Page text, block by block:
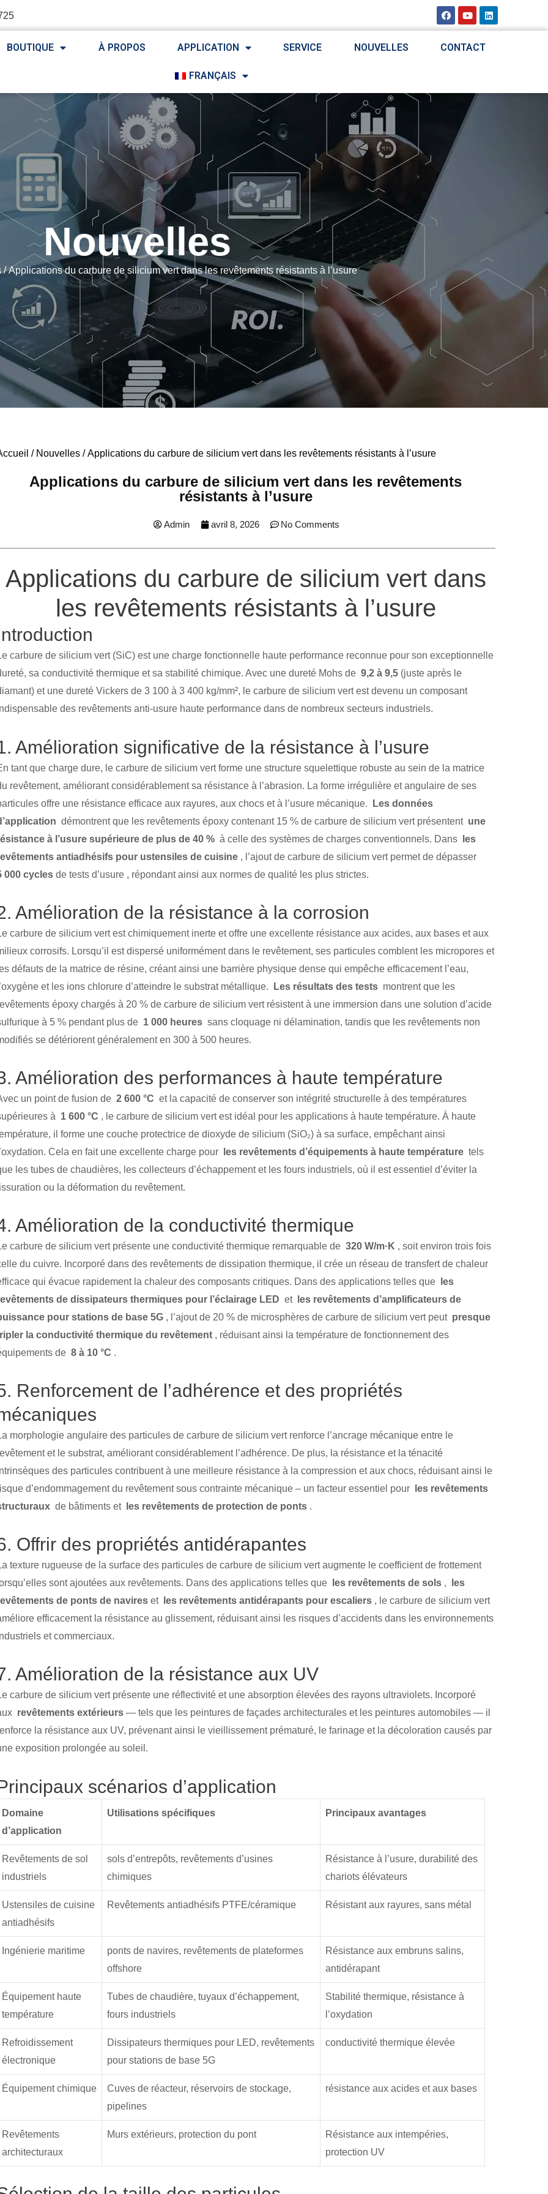
BOUTIQUE À PROPOS APPLICATION SERVICE NOUVELLES CONTACT
FRANÇAIS
Nouvelles
/ Applications du carbure de silicium vert dans les revêtements résistants à l’usure
/ Nouvelles / Applications du carbure de silicium vert dans les revêtements résistants à l’usure
Applications du carbure de silicium vert dans les revêtements
résistants à l’usure
Admin avril 8, 2026 No Comments
Applications du carbure de silicium vert dans
les revêtements résistants à l’usure
carbure de silicium vert (SiC) est une charge fonctionnelle haute performance reconnue pour son exceptionnelle
sa conductivité thermique et sa stabilité chimique. Avec une dureté Mohs de 9,2 à 9,5 (juste après le
et une dureté Vickers de 3 100 à 3 400 kg/mm², le carbure de silicium vert est devenu un composant
des revêtements anti-usure haute performance dans de nombreux secteurs industriels.
Amélioration significative de la résistance à l’usure
tant que charge dure, le carbure de silicium vert forme une structure squelettique robuste au sein de la matrice
revêtement, améliorant considérablement sa résistance à l’abrasion. La forme irrégulière et angulaire de ses
offre une résistance efficace aux rayures, aux chocs et à l’usure mécanique.
Les données
démontrent que les revêtements époxy contenant 15 % de carbure de silicium vert présentent une
à l’usure supérieure de plus de 40 % à celle des systèmes de charges conventionnels. Dans
les
antiadhésifs pour ustensiles de cuisine , l’ajout de carbure de silicium vert permet de dépasser
000 cycles de tests d’usure , répondant ainsi aux normes de qualité les plus strictes.
Amélioration de la résistance à la corrosion
carbure de silicium vert est chimiquement inerte et offre une excellente résistance aux acides, aux bases et aux
corrosifs. Lorsqu’il est dispersé uniformément dans le revêtement, ses particules comblent les micropores et
défauts de la matrice de résine, créant ainsi une barrière physique dense qui empêche efficacement l’eau,
l’oxygène et les ions chlorure d’atteindre le substrat métallique.
Les résultats des tests montrent que les
époxy chargés à 20 % de carbure de silicium vert résistent à une immersion dans une solution d’acide
à 5 % pendant plus de 1 000 heures sans cloquage ni délamination, tandis que les revêtements non
se détériorent généralement en 300 à 500 heures.
Amélioration des performances à haute température
un point de fusion de 2 600 °C et la capacité de conserver son intégrité structurelle à des températures
à 1 600 °C , le carbure de silicium vert est idéal pour les applications à haute température. À haute
il forme une couche protectrice de dioxyde de silicium (SiO₂) à sa surface, empêchant ainsi
l’oxydation. Cela en fait une excellente charge pour
les revêtements d’équipements à haute température tels
les tubes de chaudières, les collecteurs d’échappement et les fours industriels, où il est essentiel d’éviter la
ou la déformation du revêtement.
Amélioration de la conductivité thermique
carbure de silicium vert présente une conductivité thermique remarquable de 320 W/m·K , soit environ trois fois
du cuivre. Incorporé dans des revêtements de dissipation thermique, il crée un réseau de transfert de chaleur
qui évacue rapidement la chaleur des composants critiques. Dans des applications telles que
les
de dissipateurs thermiques pour l’éclairage LED et
les revêtements d’amplificateurs de
pour stations de base 5G , l’ajout de 20 % de microsphères de carbure de silicium vert peut presque
la conductivité thermique du revêtement , réduisant ainsi la température de fonctionnement des
de 8 à 10 °C .
Renforcement de l’adhérence et des propriétés
morphologie angulaire des particules de carbure de silicium vert renforce l’ancrage mécanique entre le
et le substrat, améliorant considérablement l’adhérence. De plus, la résistance et la ténacité
des particules contribuent à une meilleure résistance à la compression et aux chocs, réduisant ainsi le
d’endommagement du revêtement sous contrainte mécanique – un facteur essentiel pour
les revêtements
de bâtiments et les revêtements de protection de ponts .
Offrir des propriétés antidérapantes
texture rugueuse de la surface des particules de carbure de silicium vert augmente le coefficient de frottement
sont ajoutées aux revêtements. Dans des applications telles que
les revêtements de sols ,
les
de ponts de navires et les revêtements antidérapants pour escaliers , le carbure de silicium vert
efficacement la résistance au glissement, réduisant ainsi les risques d’accidents dans les environnements
et commerciaux.
Amélioration de la résistance aux UV
carbure de silicium vert présente une réflectivité et une absorption élevées des rayons ultraviolets. Incorporé
revêtements extérieurs — tels que les peintures de façades architecturales et les peintures automobiles — il
la résistance aux UV, prévenant ainsi le vieillissement prématuré, le farinage et la décoloration causés par
exposition prolongée au soleil.
scénarios d’application
Domaine
d’application
Utilisations spécifiques Principaux avantages
Revêtements de sol
industriels
sols d’entrepôts, revêtements d’usines
chimiques
Résistance à l’usure, durabilité des
chariots élévateurs
Ustensiles de cuisine
antiadhésifs
Revêtements antiadhésifs PTFE/céramique Résistant aux rayures, sans métal
Ingénierie maritime
ponts de navires, revêtements de plateformes
offshore
Résistance aux embruns salins,
antidérapant
Équipement haute
température
Tubes de chaudière, tuyaux d’échappement,
fours industriels
Stabilité thermique, résistance à
l’oxydation
Refroidissement
électronique
Dissipateurs thermiques pour LED, revêtements
pour stations de base 5G
conductivité thermique élevée
Équipement chimique
Cuves de réacteur, réservoirs de stockage,
pipelines
résistance aux acides et aux bases
Revêtements
architecturaux
Murs extérieurs, protection du pont
Résistance aux intempéries,
protection UV